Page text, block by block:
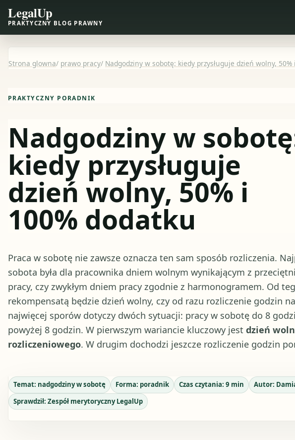
LegalUp
PRAKTYCZNY BLOG PRAWNY
Strona glowna/ prawo pracy/ Nadgodziny w sobotę: kiedy przysługuje dzień wolny, 50%
PRAKTYCZNY PORADNIK
Nadgodziny w
kiedy przysługuje
dzień wolny, 50% i
100% dodatku
Praca w sobotę nie zawsze oznacza ten sam sposób rozliczenia.
sobota była dla pracownika dniem wolnym wynikającym z
pracy, czy zwykłym dniem pracy zgodnie z harmonogramem. Od
rekompensatą będzie dzień wolny, czy od razu rozliczenie godzin
najwięcej sporów dotyczy dwóch sytuacji: pracy w sobotę do 8
powyżej 8 godzin. W pierwszym wariancie kluczowy jest dzień
rozliczeniowego. W drugim dochodzi jeszcze rozliczenie godzin
Temat: nadgodziny w sobotę Forma: poradnik Czas czytania: 9 min Autor:
Sprawdził: Zespół merytoryczny LegalUp